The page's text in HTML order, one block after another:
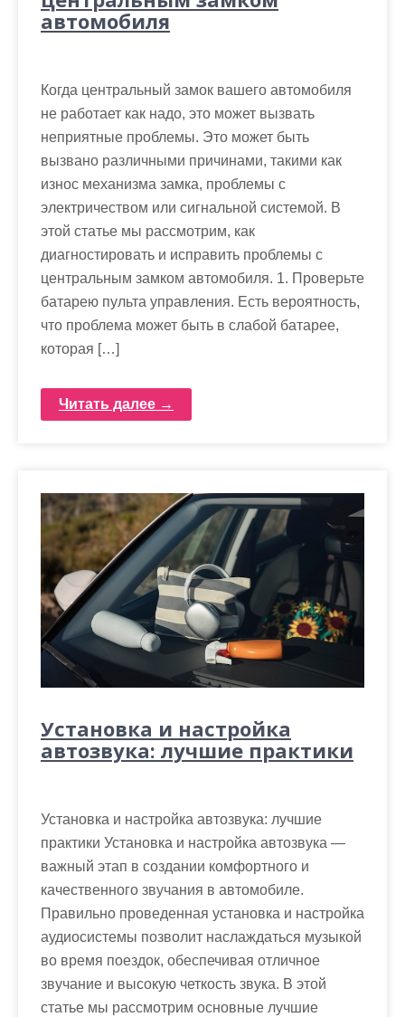
автомобиля
Когда центральный замок вашего автомобиля
не работает как надо, это может вызвать
неприятные проблемы. Это может быть
вызвано различными причинами, такими как
износ механизма замка, проблемы с
электричеством или сигнальной системой. В
этой статье мы рассмотрим, как
диагностировать и исправить проблемы с
центральным замком автомобиля. 1. Проверьте
батарею пульта управления. Есть вероятность,
что проблема может быть в слабой батарее,
которая […]
Читать далее →
Установка и настройка
автозвука: лучшие практики
Установка и настройка автозвука: лучшие
практики Установка и настройка автозвука —
важный этап в создании комфортного и
качественного звучания в автомобиле.
Правильно проведенная установка и настройка
аудиосистемы позволит наслаждаться музыкой
во время поездок, обеспечивая отличное
звучание и высокую четкость звука. В этой
статье мы рассмотрим основные лучшие